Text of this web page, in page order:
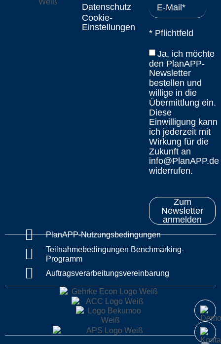
Datenschutz
Cookie-
Einstellungen
* Pflichtfeld
Ja, ich möchte
den PlanAPP-
Newsletter
bestellen und
willige in die
Übermittlung ein.
Diese
Einwilligung kann
ich jederzeit mit
Wirkung für die
Zukunft an
info@PlanAPP.de
widerrufen.
Zum
Newsletter
anmelden
PlanAPP-Nutzungsbedingungen
Teilnahmebedingungen Benchmarking-
Programm
Auftragsverarbeitungsvereinbarung